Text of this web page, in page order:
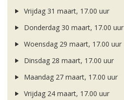
Vrijdag 31 maart, 17.00 uur
Donderdag 30 maart, 17.00 uur
Woensdag 29 maart, 17.00 uur
Dinsdag 28 maart, 17.00 uur
Maandag 27 maart, 17.00 uur
Vrijdag 24 maart, 17.00 uur